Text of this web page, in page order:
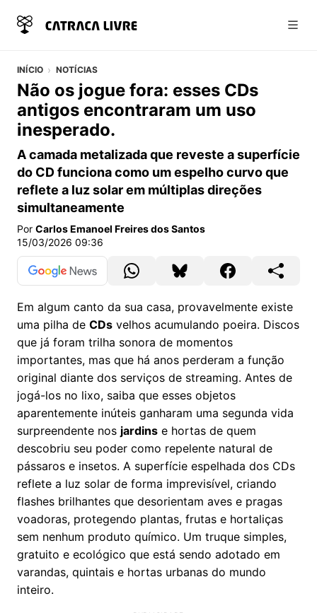
INÍCIO NOTÍCIAS
Não os jogue fora: esses CDs
antigos encontraram um uso
inesperado.
A camada metalizada que reveste a superfície
do CD funciona como um espelho curvo que
reflete a luz solar em múltiplas direções
simultaneamente
Por Carlos Emanoel Freires dos Santos
15/03/2026 09:36
Em algum canto da sua casa, provavelmente existe
uma pilha de CDs velhos acumulando poeira. Discos
que já foram trilha sonora de momentos
importantes, mas que há anos perderam a função
original diante dos serviços de streaming. Antes de
jogá-los no lixo, saiba que esses objetos
aparentemente inúteis ganharam uma segunda vida
surpreendente nos jardins e hortas de quem
descobriu seu poder como repelente natural de
pássaros e insetos. A superfície espelhada dos CDs
reflete a luz solar de forma imprevisível, criando
flashes brilhantes que desorientam aves e pragas
voadoras, protegendo plantas, frutas e hortaliças
sem nenhum produto químico. Um truque simples,
gratuito e ecológico que está sendo adotado em
varandas, quintais e hortas urbanas do mundo
inteiro.